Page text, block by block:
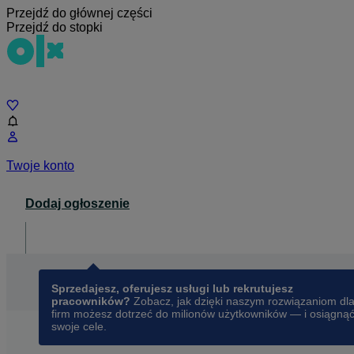
Przejdź do głównej części
Przejdź do stopki
Twoje konto
Dodaj ogłoszenie
Sprzedajesz, oferujesz usługi lub rekrutujesz
pracowników? Zobacz, jak dzięki naszym rozwiązaniom dla
firm możesz dotrzeć do milionów użytkowników — i osiągnąć
swoje cele.